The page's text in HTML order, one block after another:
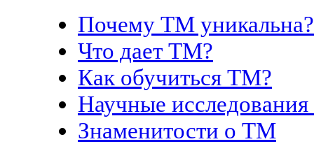
Почему ТМ уникальна?
Что дает ТМ?
Как обучиться ТМ?
Научные
Знаменитости о ТМ